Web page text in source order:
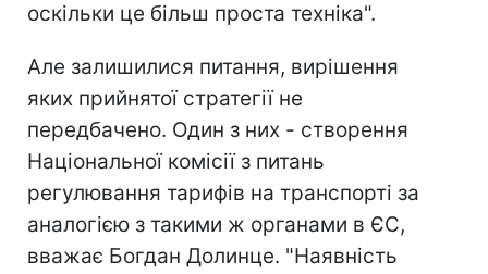
оскільки це більш проста техніка".
Але залишилися питання, вирішення
яких прийнятої стратегії не
передбачено. Один з них - створення
Національної комісії з питань
регулювання тарифів на транспорті за
аналогією з такими ж органами в ЄС,
вважає Богдан Долинце. "Наявність